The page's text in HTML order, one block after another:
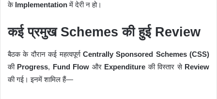
के Implementationमें देरी न हो।
कई प्रमुख Schemes की हुई Review
बैठक के दौरान कई महत्वपूर्ण Centrally Sponsored Schemes (CSS)
की Progress, Fund Flow और Expenditure की विस्तार से Review
की गई। इनमें शामिल हैं—